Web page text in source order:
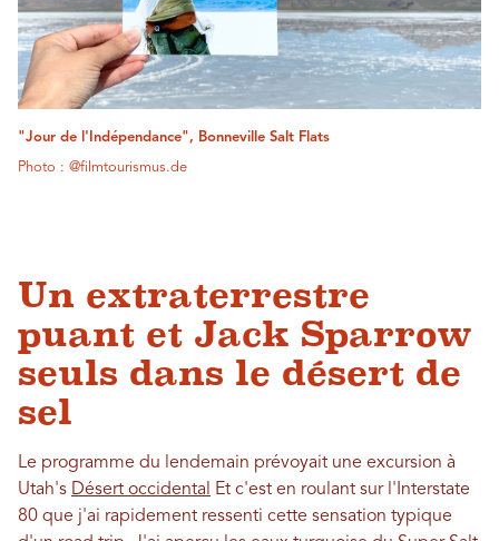
"Jour de l'Indépendance", Bonneville Salt Flats
Photo : @filmtourismus.de
Un extraterrestre
puant et Jack Sparrow
seuls dans le désert de
sel
Le programme du lendemain prévoyait une excursion à
Utah's Désert occidental
Et c'est en roulant sur l'Interstate
80 que j'ai rapidement ressenti cette sensation typique